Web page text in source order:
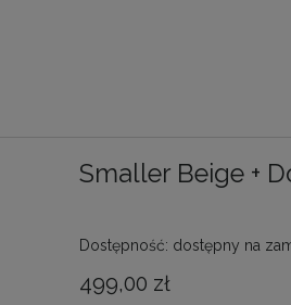
Smaller Beige +
Dostępność: dostępny na
499,00 zł